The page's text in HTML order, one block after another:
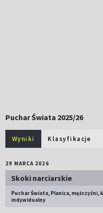
Puchar Świata 2025/26
Wyniki Klasyfikacje
29 MARCA 2026
Skoki narciarskie
Puchar Świata, Planica, mężczyźni,
indywidualny